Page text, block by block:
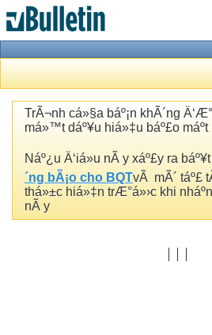
TrÃ¬nh cá»§a báº¡n khÃ´ng
má»™t dáº¥u hiá»‡u báº£o máº­t
Náº¿u Ä‘iá»u nÃ y xáº£y ra
´ng bÃ¡o cho BQTvÃ mÃ´ táº£
thá»±c hiá»‡n trÆ°á»›c khi
nÃ y